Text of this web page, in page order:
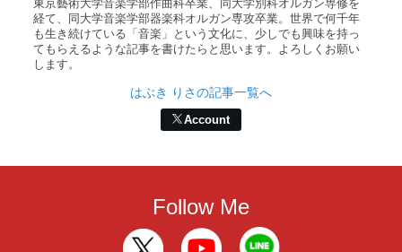
東京藝術大学音楽学部作曲科卒業、同大学別科オルガン専修を
経て、同大学音楽学部器楽科オルガン専攻卒業。世界で何千年
も生き続けている「音楽」という文化に、少しでも興味を持っ
てもらえるような記事を書けたらと思います。よろしくお願い
します。
はぶき りさの記事一覧へ
Account
Follow Me